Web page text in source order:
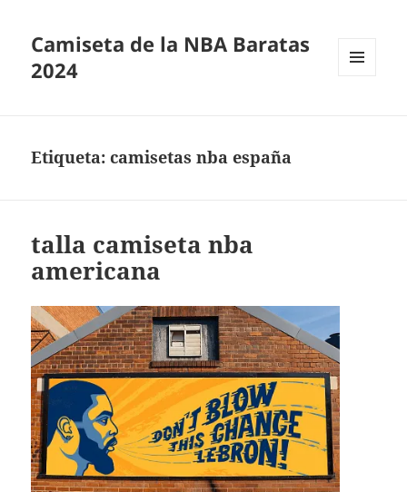
Camiseta de la NBA Baratas
2024
Etiqueta:camisetas nba españa
talla camiseta nba
americana